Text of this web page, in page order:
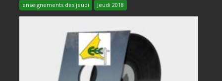
enseignements des jeudi Jeudi 2018